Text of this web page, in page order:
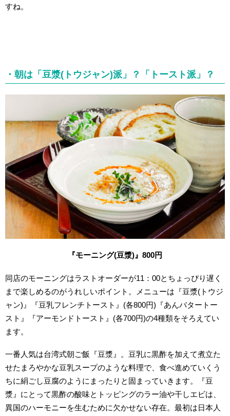
すね。
・朝は「豆漿(トウジャン)派」？「トースト派」？
『モーニング(豆漿)』800円
同店のモーニングはラストオーダーが11：00とちょっぴり遅く
まで楽しめるのがうれしいポイント。メニューは『豆漿(トウジ
ャン)』『豆乳フレンチトースト』(各800円)『あんバタートー
スト』『アーモンドトースト』(各700円)の4種類をそろえてい
ます。
一番人気は台湾式朝ご飯『豆漿』。豆乳に黒酢を加えて煮立た
せたまろやかな豆乳スープのような料理で、食べ進めていくう
ちに絹ごし豆腐のようにまったりと固まっていきます。『豆
漿』にとって黒酢の酸味とトッピングのラー油や干しエビは、
異国のハーモニーを生むために欠かせない存在。最初は日本人